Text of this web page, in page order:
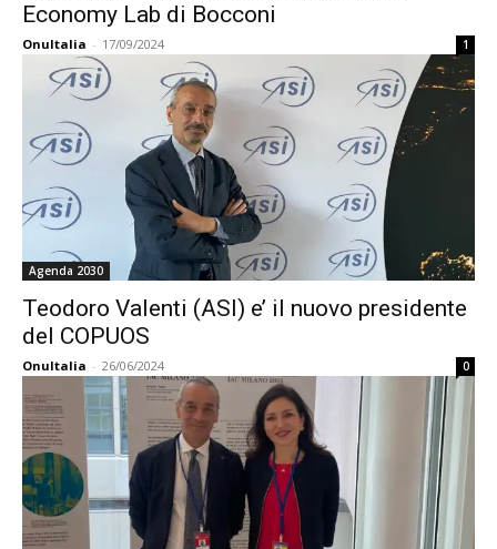
Economy Lab di Bocconi
OnuItalia - 17/09/2024 1
Agenda 2030
Teodoro Valenti (ASI) e’ il nuovo presidente
del COPUOS
OnuItalia - 26/06/2024 0